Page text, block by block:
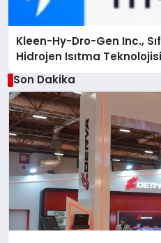
Kleen-Hy-Dro-Gen Inc.,
Hidrojen Isıtma
Düzenleyici Onaylarını
Son Dakika